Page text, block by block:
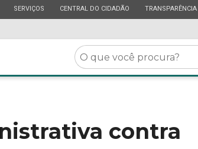
ESTADO
SERVIÇOS ESTADO
CENTRAL DO CIDADÃO ESTADO
TRANSPARÊNCIA
O
que
você
contra